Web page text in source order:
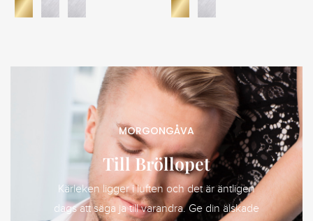
MORGONGÅVA
Till Bröllopet
Kärleken ligger i luften och det är äntligen
dags att säga ja till varandra. Ge din älskade